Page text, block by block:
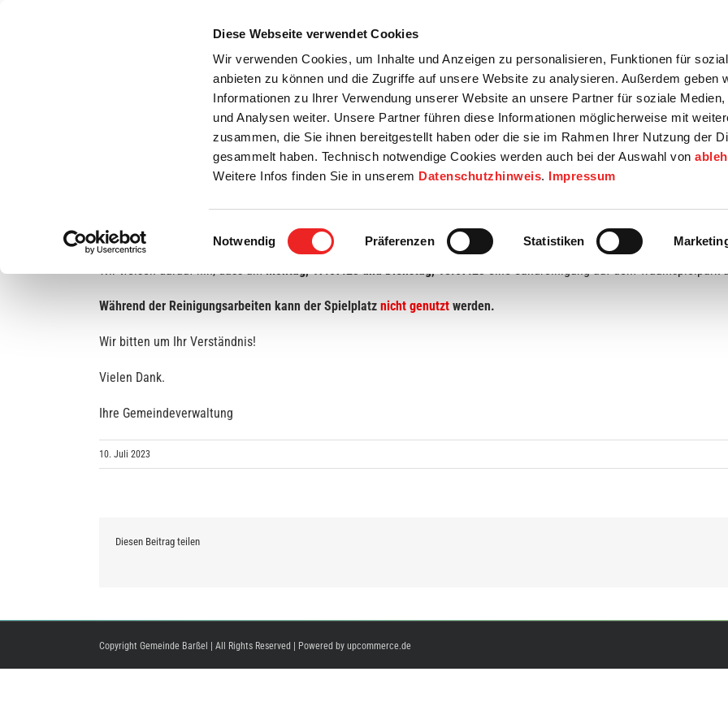
Diese Webseite verwendet Cookies
Wir verwenden Cookies, um Inhalte und Anzeigen zu personalisieren, Funktionen für
anbieten zu können und die Zugriffe auf unsere Website zu analysieren. Außerdem geben
Informationen zu Ihrer Verwendung unserer Website an unsere Partner für soziale Medien,
und Analysen weiter. Unsere Partner führen diese Informationen möglicherweise mit
zusammen, die Sie ihnen bereitgestellt haben oder die sie im Rahmen Ihrer Nutzung der
gesammelt haben. Technisch notwendige Cookies werden auch bei der Auswahl von
Weitere Infos finden Sie in unserem Datenschutzhinweis. Impressum
Einwilligungsauswahl
Notwendig Präferenzen Statistiken
Startseite
Bürgerservice Rats- / Bürgerinfo Wirtschaft / Wohnen Bildung / Soziales Touristik /
Sandreinigung auf Traumspielpark
Wir weisen darauf hin, dass amMontag, 17.07.23 und Dienstag, 18.07.23eine Sandreinigung auf dem Traumspielpark
Während der Reinigungsarbeiten kann der Spielplatz nicht genutzt werden.
Wir bitten um Ihr Verständnis!
Vielen Dank.
Ihre Gemeindeverwaltung
10. Juli 2023
Diesen Beitrag teilen
Copyright Gemeinde Barßel | All Rights Reserved | Powered by upcommerce.de